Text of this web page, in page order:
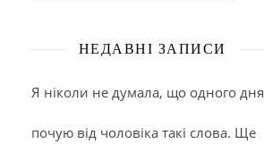
НЕДАВНІ ЗАПИСИ
Я ніколи не думала, що одного дня
почую від чоловіка такі слова. Ще